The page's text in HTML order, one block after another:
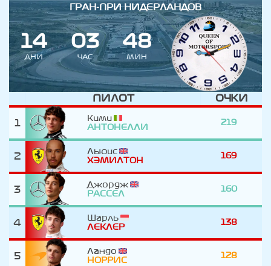
ГРАН-ПРИ НИДЕРЛАНДОВ
14
ДНИ
03
ЧАС
48
МИН
ПИЛОТ ОЧКИ
1
Кими
АНТОНЕЛЛИ
219
2
Льюис
ХЭМИЛТОН
169
3
Джордж
РАССЕЛ
160
4
Шарль
ЛЕКЛЕР
138
5
Ландо
НОРРИС
128